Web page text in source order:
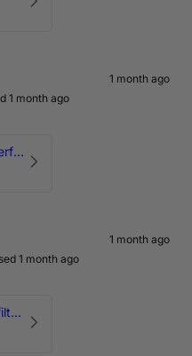
1 month ago
1 month ago
HPerformance Sommerfest 2026
1 month ago
1 month ago
Konischer Ersatz Luftfilter Pilz - 4" & 5" Offene Ansaugung